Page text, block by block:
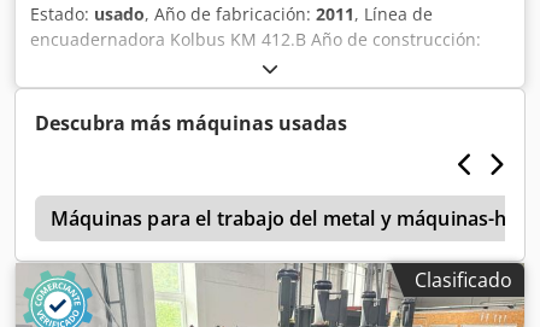
Estado: usado, Año de fabricación: 2011, Línea de
encuadernadora Kolbus KM 412.B Año de construcción:
2011 Que consiste en Marcador de bloque de libro
Meccanotecnica XMT Año de construcción: 2011 -
Transportador de entrada desde la derecha Alzadora
Kolbus ZU 841.B Año de construcción: 2011 Descripción: -
Estación de alimentación manual - Marco universal: 18 -
Cantidad de estaciónes de alzado: 18 - Control de espesor
ATC - Control de identificación de image: SignalLynx - Air
center: VariAir central system - Puerta de rechazo, para
productos incompletos: AS 841 - Elemento de levantar -
Elemento intermedio con vibrante - Transferencia en la
encuadernadora Encuardernadora Kolbus KM 412.B Año
Descubra más máquinas usadas
Máquinas para el trabajo del metal y máquinas-
Clasificado